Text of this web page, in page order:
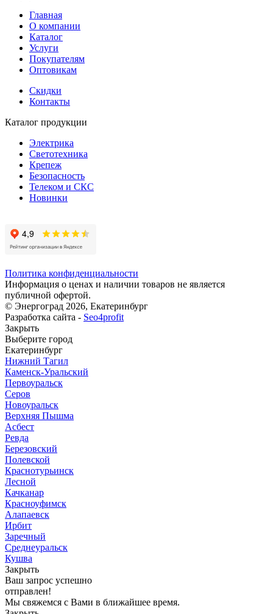
Главная
О компании
Каталог
Услуги
Покупателям
Оптовикам
Скидки
Контакты
Каталог продукции
Электрика
Светотехника
Крепеж
Безопасность
Телеком и СКС
Новинки
Политика конфиденциальности
Информация о ценах и наличии товаров не является
публичной офертой.
© Энергоград 2026, Екатеринбург
Разработка сайта - Seo4profit
Закрыть
Выберите город
Екатеринбург
Нижний Тагил
Каменск-Уральский
Первоуральск
Серов
Новоуральск
Верхняя Пышма
Асбест
Ревда
Березовский
Полевской
Краснотурьинск
Лесной
Качканар
Красноуфимск
Алапаевск
Ирбит
Заречный
Среднеуральск
Кушва
Закрыть
Ваш запрос успешно
отправлен!
Мы свяжемся с Вами в ближайшее время.